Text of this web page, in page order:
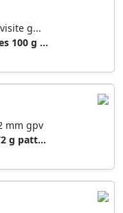
g...
100 g ...
mm gpv
g patt...